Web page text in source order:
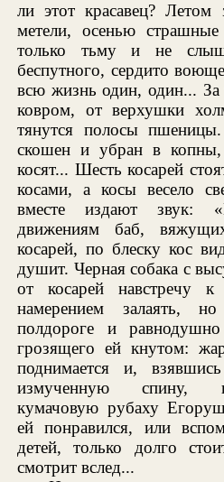
ли этот красавец?
метели, осенью
только тьму и не
беспутного, сердито
всю жизнь один, один...
ковром, от верхушки
тянутся полосы
скошен и убран в
косят... Шесть косарей
косами, а косы весело
вместе издают
движениям баб,
косарей, по блеску кос
душит. Черная собака с
от косарей навстречу
намерением залаять, но
полдороге и
грозящего ей кнутом:
поднимается и,
измученную спину,
кумачовую рубаху
ей понравился, или
детей, только долго
смотрит вслед...